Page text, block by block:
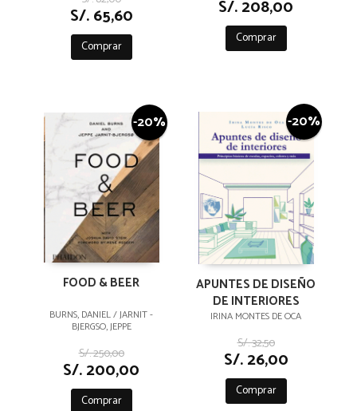
S/. 65,60
Comprar
S/. 208,00
Comprar
-20%
FOOD & BEER
BURNS, DANIEL / JARNIT -
BJERGSO, JEPPE
S/. 250,00
S/. 200,00
Comprar
-20%
APUNTES DE DISEÑO
DE INTERIORES
IRINA MONTES DE OCA
S/. 32,50
S/. 26,00
Comprar